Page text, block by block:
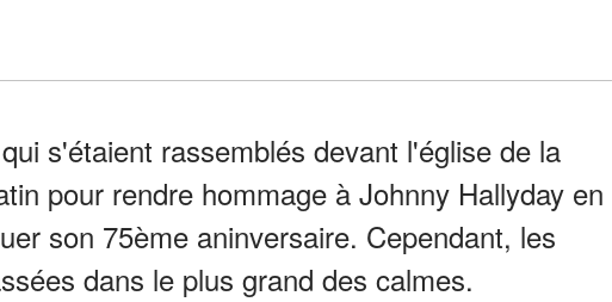
s'étaient rassemblés devant l'église de la
pour rendre hommage à Johnny Hallyday en
son 75ème aninversaire. Cependant, les
dans le plus grand des calmes.